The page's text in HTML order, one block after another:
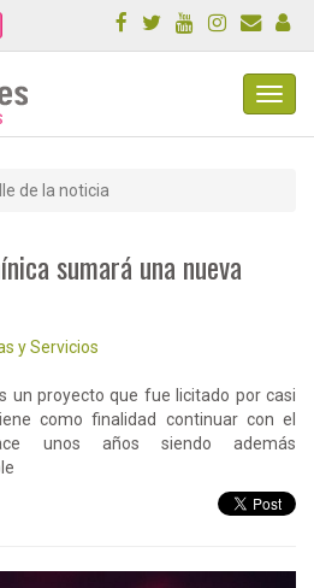
de la noticia
sumará una nueva
y Servicios
un proyecto que fue licitado por casi
como finalidad continuar con el
unos años siendo además